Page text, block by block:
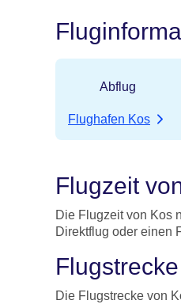
Abflug
Flughafen Kos
Flugzeit
Die Flugzeit von Kos
Direktflug oder einen
Die Flugstrecke von